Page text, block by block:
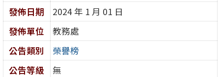
發佈日期
2024 年 1 月 01 日
發佈單位
教務處
公告類別
榮譽榜
公告等級
無